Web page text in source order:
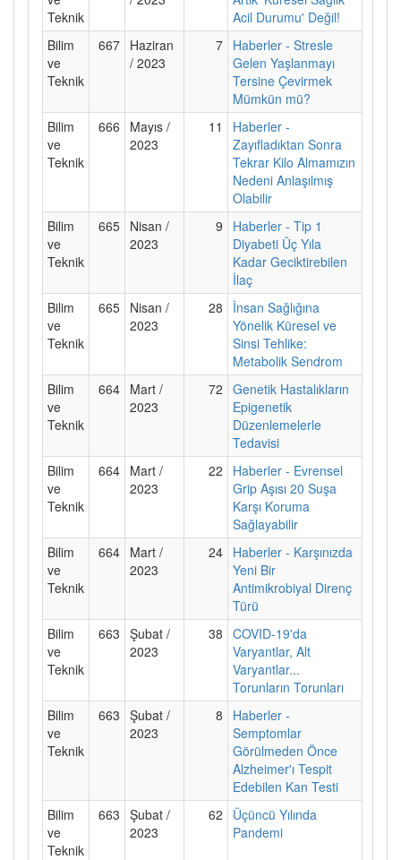
Teknik
Acil Durumu' Değil!
Bilim
ve
Teknik
667 Haziran
/ 2023
7 Haberler - Stresle
Gelen Yaşlanmayı
Tersine Çevirmek
Mümkün mü?
Bilim
ve
Teknik
666
Mayıs /
2023
11
Haberler -
Zayıfladıktan Sonra
Tekrar Kilo Almamızın
Nedeni Anlaşılmış
Olabilir
Bilim
ve
Teknik
665 Nisan /
2023
9
Haberler - Tip 1
Diyabeti Üç Yıla
Kadar Geciktirebilen
İlaç
Bilim
ve
Teknik
665 Nisan /
2023
28
İnsan Sağlığına
Yönelik Küresel ve
Sinsi Tehlike:
Metabolik Sendrom
Bilim
ve
Teknik
664 Mart /
2023
72 Genetik Hastalıkların
Epigenetik
Düzenlemelerle
Tedavisi
Bilim
ve
Teknik
664 Mart /
2023
22
Haberler - Evrensel
Grip Aşısı 20 Suşa
Karşı Koruma
Sağlayabilir
Bilim
ve
Teknik
664 Mart /
2023
24 Haberler - Karşınızda
Yeni Bir
Antimikrobiyal Direnç
Türü
Bilim
ve
Teknik
663 Şubat /
2023
38 COVID-19'da
Varyantlar, Alt
Varyantlar...
Torunların Torunları
Bilim
ve
Teknik
663 Şubat /
2023
8
Haberler -
Semptomlar
Görülmeden Önce
Alzheimer'ı Tespit
Edebilen Kan Testi
Bilim
ve
Teknik
663 Şubat /
2023
62
Üçüncü Yılında
Pandemi